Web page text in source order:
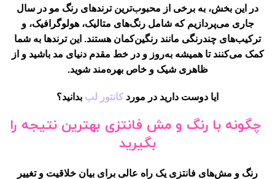
در این بخش، به برخی از محبوب‌ترین ترندهای رنگ مو در سال
جاری می‌پردازیم که شامل رنگ‌های متالیک، هولوگرافیک، و
ترکیب‌های چندرنگی مانند رنگین‌کمان هستند. این ترندها به شما
کمک می‌کنند تا همیشه به‌روز و در خط مقدم دنیای مد باشید و از
ظاهری شیک و خاص بهره‌مند شوید.
ایا دوست دارید در مورد کانتور لب بدانید؟
چگونه با رنگ و مش فانتزی بهترین نتیجه را
بگیرید
رنگ و مش‌های فانتزی یک راه عالی برای بیان خلاقیت و تغییر